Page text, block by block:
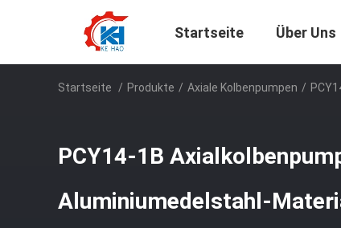
Startseite Über Uns
Startseite / Produkte / Axiale Kolbenpumpen /
PCY14-1B
Aluminiumedelstahl-